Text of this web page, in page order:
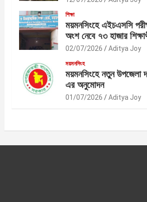
শিক্ষা
ময়মনসিংহে এইচএসসি
অংশ নেবে ৭৩ হাজার
02/07/2026 Aditya Joy
ময়মনসিংহ
ময়মনসিংহে নতুন উপজেলা
এর অনুমোদন
01/07/2026 Aditya Joy